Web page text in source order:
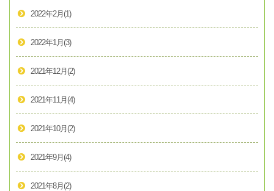
2022年2月 (1)
2022年1月 (3)
2021年12月 (2)
2021年11月 (4)
2021年10月 (2)
2021年9月 (4)
2021年8月 (2)